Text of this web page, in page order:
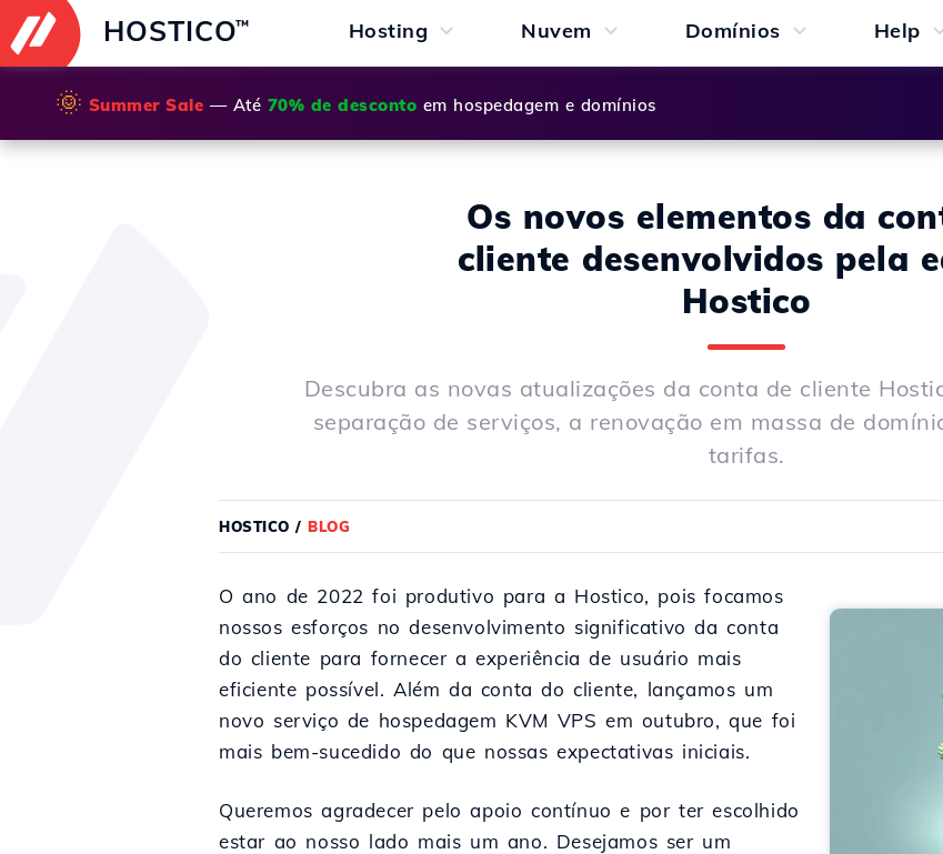
HOSTICO™ Hosting Nuvem Domínios Help
🌞 Summer Sale — Até 70% de desconto em hospedagem e domínios
Os novos elementos da
cliente desenvolvidos pela
Hostico
Descubra as novas atualizações da conta de cliente
separação de serviços, a renovação em massa de
tarifas.
HOSTICO / BLOG
O ano de 2022 foi produtivo para a Hostico, pois focamos
nossos esforços no desenvolvimento significativo da conta
do cliente para fornecer a experiência de usuário mais
eficiente possível. Além da conta do cliente, lançamos um
novo serviço de hospedagem KVM VPS em outubro, que foi
mais bem-sucedido do que nossas expectativas iniciais.
Queremos agradecer pelo apoio contínuo e por ter escolhido
estar ao nosso lado mais um ano. Desejamos ser um